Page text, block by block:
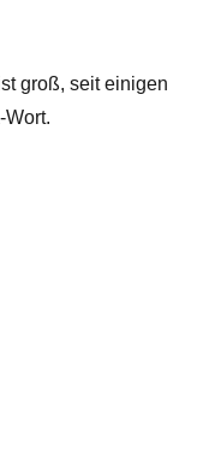
groß, seit einigen